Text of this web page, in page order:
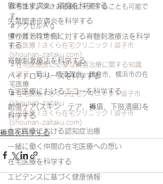
鬱滞性皮膚炎・潰瘍を科学する
失禁関連皮膚炎を科学する
慢性難治性疼痛に対する脊髄刺激療法を科学
する
脊髄刺激療法を科学する
ハイドロリリースを科学する
在宅医療におけるエコーを科学する
創傷ケア(スキン テア、褥瘡、下肢潰瘍)を
科学する
在宅医療における認知症治療
一緒に働く仲間の在宅医療への想い
在宅医療を科学する
エビデンスに基づく健康情報
保ちます。深さある創に充填することも可能で
す。
＃アクセルＡｇ
＃ハイドロサイト
在宅医療 | さくら在宅クリニック | 逗子市
(shounan-zaitaku.com)
＃在宅医療医に必要な褥瘡治療に関する知識
＃逗子 、葉山、横須賀市、鎌倉市、横浜市の在
宅医療
＃在宅医療 | さくら在宅クリニック | 逗子市
(shounan-zaitaku
在宅医療 | さくら在宅クリニック | 逗子市
(shounan-zaitaku.com)
褥瘡を科学する